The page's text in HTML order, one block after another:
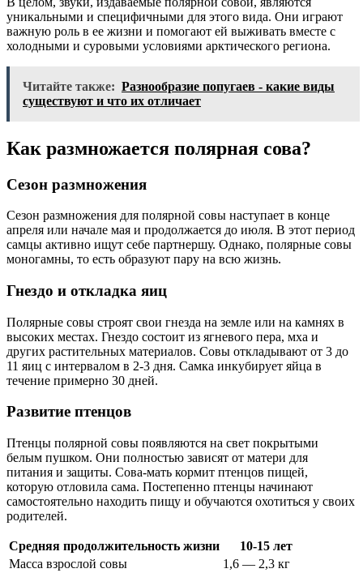
уникальными и специфичными для этого вида. Они играют
важную роль в ее жизни и помогают ей выживать вместе с
холодными и суровыми условиями арктического региона.
Читайте также: Разнообразие попугаев - какие виды
существуют и что их отличает
Как размножается полярная сова?
Сезон размножения
Сезон размножения для полярной совы наступает в конце
апреля или начале мая и продолжается до июля. В этот период
самцы активно ищут себе партнершу. Однако, полярные совы
моногамны, то есть образуют пару на всю жизнь.
Гнездо и откладка яиц
Полярные совы строят свои гнезда на земле или на камнях в
высоких местах. Гнездо состоит из ягневого пера, мха и
других растительных материалов. Совы откладывают от 3 до
11 яиц с интервалом в 2-3 дня. Самка инкубирует яйца в
течение примерно 30 дней.
Развитие птенцов
Птенцы полярной совы появляются на свет покрытыми
белым пушком. Они полностью зависят от матери для
питания и защиты. Сова-мать кормит птенцов пищей,
которую отловила сама. Постепенно птенцы начинают
самостоятельно находить пищу и обучаются охотиться у своих
родителей.
Средняя продолжительность жизни
10-15 лет
Масса взрослой совы
1,6 — 2,3 кг